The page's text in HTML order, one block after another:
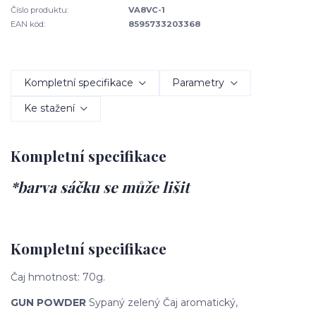
Číslo produktu:
VA8VC-1
EAN kód:
8595733203368
Kompletní specifikace Parametry
Ke stažení
Kompletní specifikace
*barva sáčku se může lišit
Kompletní specifikace
Čaj hmotnost: 70g.
GUN POWDER Sypaný zelený Čaj aromatický,